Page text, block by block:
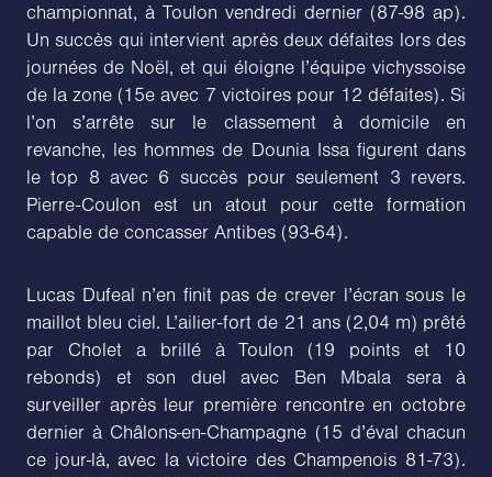
championnat, à Toulon vendredi dernier (87-98 ap).
Un succès qui intervient après deux défaites lors des
journées de Noël, et qui éloigne l’équipe vichyssoise
de la zone (15e avec 7 victoires pour 12 défaites). Si
l’on s’arrête sur le classement à domicile en
revanche, les hommes de Dounia Issa figurent dans
le top 8 avec 6 succès pour seulement 3 revers.
Pierre-Coulon est un atout pour cette formation
capable de concasser Antibes (93-64).
Lucas Dufeal n’en finit pas de crever l’écran sous le
maillot bleu ciel. L’ailier-fort de 21 ans (2,04 m) prêté
par Cholet a brillé à Toulon (19 points et 10
rebonds) et son duel avec Ben Mbala sera à
surveiller après leur première rencontre en octobre
dernier à Châlons-en-Champagne (15 d’éval chacun
ce jour-là, avec la victoire des Champenois 81-73).